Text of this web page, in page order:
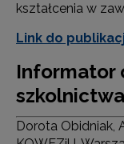
kształcenia w
Link do
Informator
Dorota Obidniak,